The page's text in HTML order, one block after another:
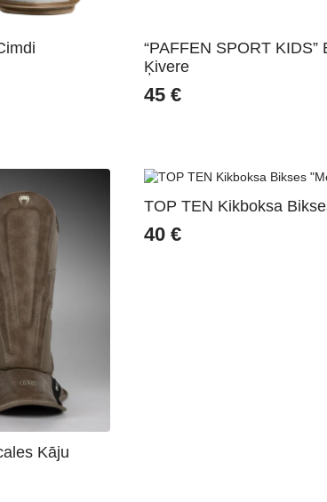
“PAFFEN SPORT KIDS”
Ķivere
45 €
Kāju
TOP TEN Kikboksa
40 €